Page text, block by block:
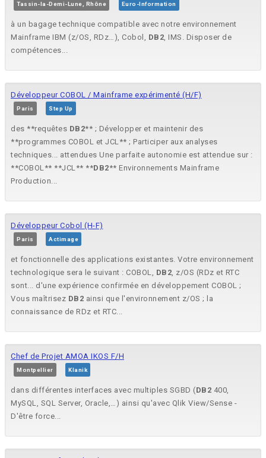
Tassin-la-Demi-Lune, Rhône Euro-Information
à un bagage technique compatible avec notre environnement
Mainframe IBM (z/OS, RDz…), Cobol, DB2, IMS. Disposer de
compétences...
Développeur COBOL / Mainframe expérimenté (H/F)
Paris Step Up
des **requêtes DB2** ; Développer et maintenir des
**programmes COBOL et JCL** ; Participer aux analyses
techniques... attendues Une parfaite autonomie est attendue sur :
**COBOL** **JCL** **DB2** Environnements Mainframe
Production...
Développeur Cobol (H-F)
Paris Actimage
et fonctionnelle des applications existantes. Votre environnement
technologique sera le suivant : COBOL, DB2, z/OS (RDz et RTC
sont... d'une expérience confirmée en développement COBOL ;
Vous maîtrisez DB2 ainsi que l'environnement z/OS ; la
connaissance de RDz et RTC...
Chef de Projet AMOA IKOS F/H
Montpellier Klanik
dans différentes interfaces avec multiples SGBD (DB2 400,
MySQL, SQL Server, Oracle,…) ainsi qu'avec Qlik View/Sense -
D'être force...